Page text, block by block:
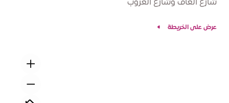
شارع الغاف وشارع الغروب
عرض على الخريطة